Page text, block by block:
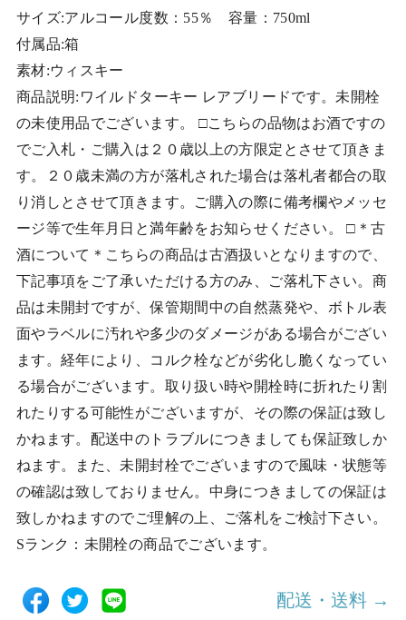
サイズ:アルコール度数：55％ 容量：750ml
付属品:箱
素材:ウィスキー
商品説明:ワイルドターキー レアブリードです。未開栓
の未使用品でございます。 □こちらの品物はお酒ですの
でご入札・ご購入は２０歳以上の方限定とさせて頂きま
す。２０歳未満の方が落札された場合は落札者都合の取
り消しとさせて頂きます。ご購入の際に備考欄やメッセ
ージ等で生年月日と満年齢をお知らせください。 □＊古
酒について＊こちらの商品は古酒扱いとなりますので、
下記事項をご了承いただける方のみ、ご落札下さい。商
品は未開封ですが、保管期間中の自然蒸発や、ボトル表
面やラベルに汚れや多少のダメージがある場合がござい
ます。経年により、コルク栓などが劣化し脆くなってい
る場合がございます。取り扱い時や開栓時に折れたり割
れたりする可能性がございますが、その際の保証は致し
かねます。配送中のトラブルにつきましても保証致しか
ねます。また、未開封栓でございますので風味・状態等
の確認は致しておりません。中身につきましての保証は
致しかねますのでご理解の上、ご落札をご検討下さい。
Sランク：未開栓の商品でございます。
配送・送料 →